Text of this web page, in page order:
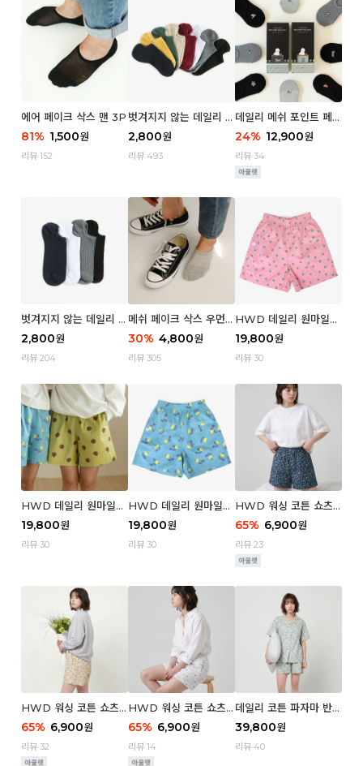
에어 페이크 삭스 맨 3P
81% 1,500원
리뷰 152
벗겨지지 않는 데일리 페
이크 삭스 (우먼)
2,800원
리뷰 493
데일리 메쉬 포인트 페이
크 삭스 우먼 4P
24% 12,900원
리뷰 34
벗겨지지 않는 데일리 페
이크 삭스 (맨)
2,800원
리뷰 204
메쉬 페이크 삭스 우먼 3
P
30% 4,800원
리뷰 305
HWD 데일리 원마일
쇼츠 - 04 Aroma (우
먼)
19,800원
리뷰 30
HWD 데일리 원마일
쇼츠 - 03 Poodle (우
먼)
19,800원
리뷰 30
HWD 데일리 원마일
쇼츠 - 02 Chouchou
(우먼)
19,800원
리뷰 30
HWD 워싱 코튼 쇼츠
(우먼) - 03 Berry tre
e
65% 6,900원
리뷰 23
HWD 워싱 코튼 쇼츠
(우먼) - 02 Retro flo
wer
65% 6,900원
리뷰 32
HWD 워싱 코튼 쇼츠
(우먼) - 01 Blue whal
e
65% 6,900원
리뷰 14
데일리 코튼 파자마 반팔
세트 (우먼) - 03 Sum
mer lane
39,800원
리뷰 40